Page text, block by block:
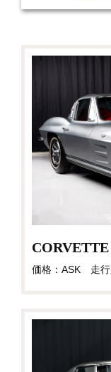
CORVETTE
価格：ASK 走行